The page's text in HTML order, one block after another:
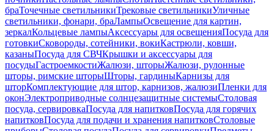
браТочечные светильникиТрековые светильникиУличные
светильники, фонари, браЛампыОсвещение для картин,
зеркалКольцевые лампыАксессуары для освещенияПосуда для
готовкиСковороды, сотейники, вокиКастрюли, ковши,
казаныПосуда для СВЧКрышки и аксессуары для
посудыГастроемкостиЖалюзи, шторыЖалюзи, рулонные
шторы, римские шторыШторы, гардиныКарнизы для
шторКомплектующие для штор, карнизов, жалюзиПленки для
оконЭлектроприводные солнцезащитные системыСтоловая
посуда, сервировкаПосуда для напитковПосуда для горячих
напитковПосуда для подачи и хранения напитковСтоловые